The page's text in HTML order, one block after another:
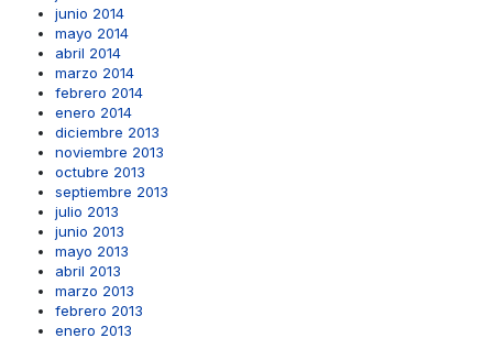
junio 2014
mayo 2014
abril 2014
marzo 2014
febrero 2014
enero 2014
diciembre 2013
noviembre 2013
octubre 2013
septiembre 2013
julio 2013
junio 2013
mayo 2013
abril 2013
marzo 2013
febrero 2013
enero 2013